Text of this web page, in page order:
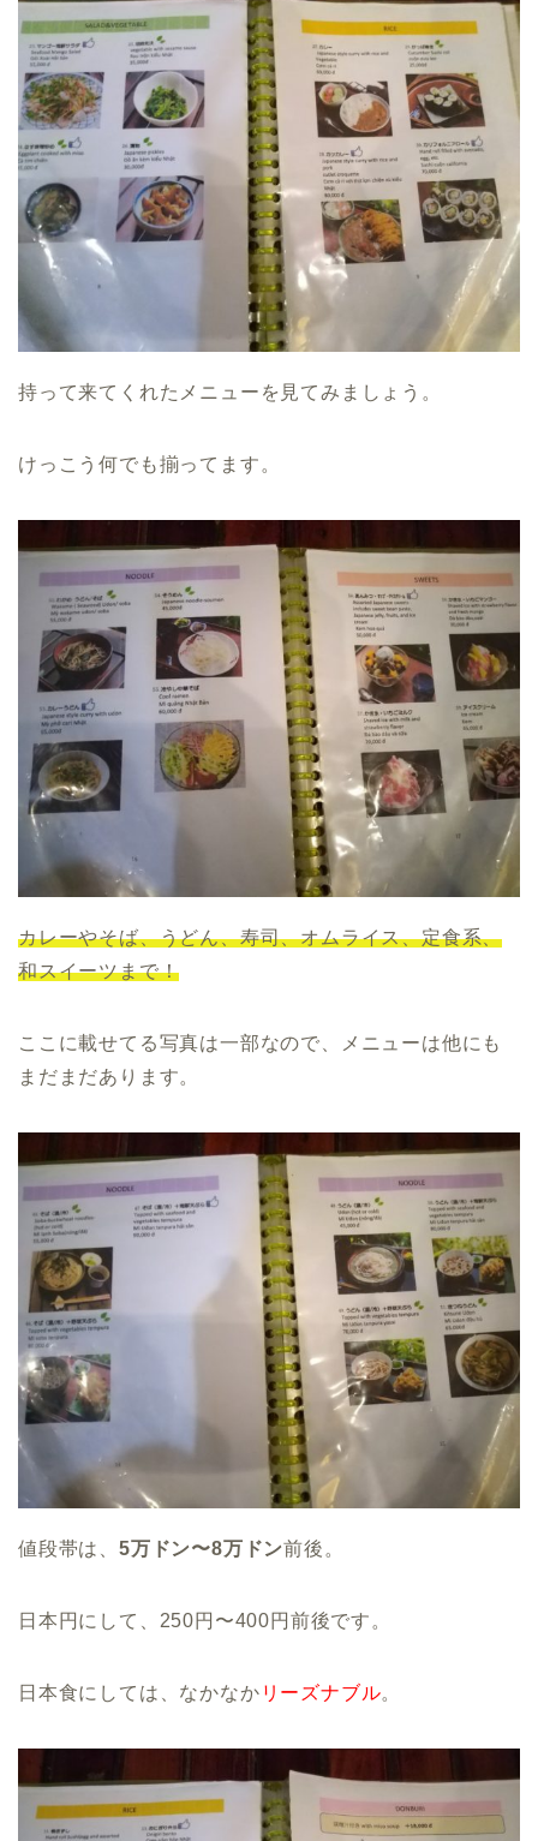
持って来てくれたメニューを見てみましょう。
けっこう何でも揃ってます。
カレーやそば、うどん、寿司、オムライス、定食系、
和スイーツまで！
ここに載せてる写真は一部なので、メニューは他にも
まだまだあります。
値段帯は、 5万ドン〜8万ドン前後。
日本円にして、250円〜400円前後です。
日本食にしては、なかなか リーズナブル。